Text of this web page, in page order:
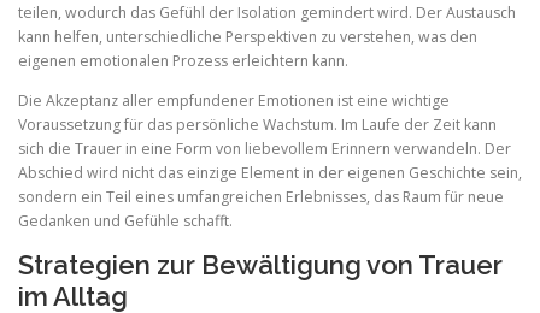
teilen, wodurch das Gefühl der Isolation gemindert wird. Der Austausch
kann helfen, unterschiedliche Perspektiven zu verstehen, was den
eigenen emotionalen Prozess erleichtern kann.
Die Akzeptanz aller empfundener Emotionen ist eine wichtige
Voraussetzung für das persönliche Wachstum. Im Laufe der Zeit kann
sich die Trauer in eine Form von liebevollem Erinnern verwandeln. Der
Abschied wird nicht das einzige Element in der eigenen Geschichte sein,
sondern ein Teil eines umfangreichen Erlebnisses, das Raum für neue
Gedanken und Gefühle schafft.
Strategien zur Bewältigung von Trauer
im Alltag